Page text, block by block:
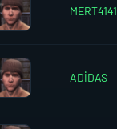
MERT4141
ADİDAS